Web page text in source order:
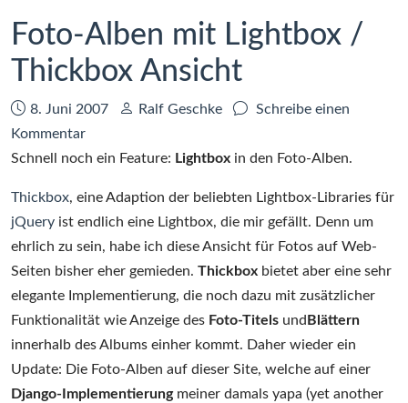
Foto-Alben mit Lightbox /
Thickbox Ansicht
Datum:
8. Juni 2007 Autor:
Ralf Geschke
Schreibe einen
Kommentarzu
Foto-
mit
Lightbox
/
Thickbox
Ansicht
Schnell noch ein Feature: Lightbox in den Foto-Alben.
Thickbox, eine Adaption der beliebten Lightbox-Libraries für
jQuery ist endlich eine Lightbox, die mir gefällt. Denn um
ehrlich zu sein, habe ich diese Ansicht für Fotos auf Web-
Seiten bisher eher gemieden. Thickbox bietet aber eine sehr
elegante Implementierung, die noch dazu mit zusätzlicher
Funktionalität wie Anzeige des Foto-Titels und Blättern
innerhalb des Albums einher kommt. Daher wieder ein
Update: Die Foto-Alben auf dieser Site, welche auf einer
Django-Implementierungmeiner damals yapa (yet another